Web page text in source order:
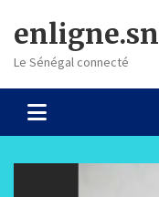
content
enligne.sn
Le Sénégal connecté